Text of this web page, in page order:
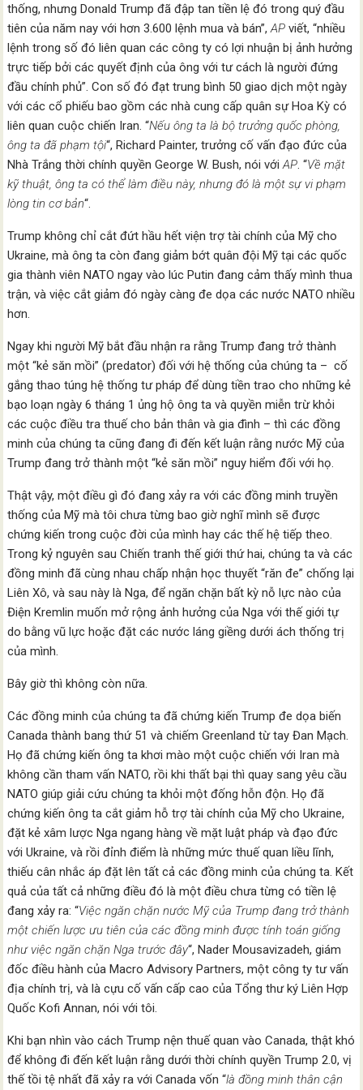
thống, nhưng Donald Trump đã đập tan tiền lệ đó trong quý đầu
tiên của năm nay với hơn 3.600 lệnh mua và bán”,AP viết, “nhiều
lệnh trong số đó liên quan các công ty có lợi nhuận bị ảnh hưởng
trực tiếp bởi các quyết định của ông với tư cách là người đứng
đầu chính phủ”. Con số đó đạt trung bình 50 giao dịch một ngày
với các cổ phiếu bao gồm các nhà cung cấp quân sự Hoa Kỳ có
liên quan cuộc chiến Iran. “Nếu ông ta là bộ trưởng quốc phòng,
ông ta đã phạm tội“, Richard Painter, trưởng cố vấn đạo đức của
Nhà Trắng thời chính quyền George W. Bush, nói vớiAP. “Về mặt
kỹ thuật, ông ta có thể làm điều này, nhưng đó là một sự vi phạm
lòng tin cơ bản“.
Trump không chỉ cắt đứt hầu hết viện trợ tài chính của Mỹ cho
Ukraine, mà ông ta còn đang giảm bớt quân đội Mỹ tại các quốc
gia thành viên NATO ngay vào lúc Putin đang cảm thấy mình thua
trận, và việc cắt giảm đó ngày càng đe dọa các nước NATO nhiều
hơn.
Ngay khi người Mỹ bắt đầu nhận ra rằng Trump đang trở thành
một “kẻ săn mồi” (predator) đối với hệ thống của chúng ta – cố
gắng thao túng hệ thống tư pháp để dùng tiền trao cho những kẻ
bạo loạn ngày 6 tháng 1 ủng hộ ông ta và quyền miễn trừ khỏi
các cuộc điều tra thuế cho bản thân và gia đình – thì các đồng
minh của chúng ta cũng đang đi đến kết luận rằng nước Mỹ của
Trump đang trở thành một “kẻ săn mồi” nguy hiểm đối với họ.
Thật vậy, một điều gì đó đang xảy ra với các đồng minh truyền
thống của Mỹ mà tôi chưa từng bao giờ nghĩ mình sẽ được
chứng kiến trong cuộc đời của mình hay các thế hệ tiếp theo.
Trong kỷ nguyên sau Chiến tranh thế giới thứ hai, chúng ta và các
đồng minh đã cùng nhau chấp nhận học thuyết “răn đe” chống lại
Liên Xô, và sau này là Nga, để ngăn chặn bất kỳ nỗ lực nào của
Điện Kremlin muốn mở rộng ảnh hưởng của Nga với thế giới tự
do bằng vũ lực hoặc đặt các nước láng giềng dưới ách thống trị
của mình.
Bây giờ thì không còn nữa.
Các đồng minh của chúng ta đã chứng kiến Trump đe dọa biến
Canada thành bang thứ 51 và chiếm Greenland từ tay Đan Mạch.
Họ đã chứng kiến ông ta khơi mào một cuộc chiến với Iran mà
không cần tham vấn NATO, rồi khi thất bại thì quay sang yêu cầu
NATO giúp giải cứu chúng ta khỏi một đống hỗn độn. Họ đã
chứng kiến ông ta cắt giảm hỗ trợ tài chính của Mỹ cho Ukraine,
đặt kẻ xâm lược Nga ngang hàng về mặt luật pháp và đạo đức
với Ukraine, và rồi đỉnh điểm là những mức thuế quan liều lĩnh,
thiếu cân nhắc áp đặt lên tất cả các đồng minh của chúng ta. Kết
quả của tất cả những điều đó là một điều chưa từng có tiền lệ
đang xảy ra: “Việc ngăn chặn nước Mỹ của Trump đang trở thành
một chiến lược ưu tiên của các đồng minh được tính toán giống
như việc ngăn chặn Nga trước đây“, Nader Mousavizadeh, giám
đốc điều hành của Macro Advisory Partners, một công ty tư vấn
địa chính trị, và là cựu cố vấn cấp cao của Tổng thư ký Liên Hợp
Quốc Kofi Annan, nói với tôi.
Khi bạn nhìn vào cách Trump nện thuế quan vào Canada, thật khó
để không đi đến kết luận rằng dưới thời chính quyền Trump 2.0, vị
thế tồi tệ nhất đã xảy ra với Canada vốn “là đồng minh thân cận